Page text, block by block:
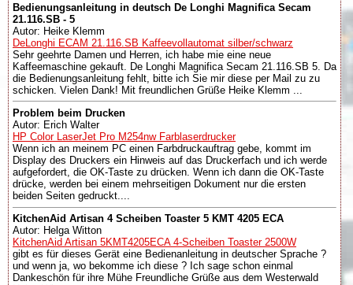
Bedienungsanleitung in deutsch De Longhi Magnifica Secam
21.116.SB - 5
Autor: Heike Klemm
DeLonghi ECAM 21.116.SB Kaffeevollautomat silber/schwarz
Sehr geehrte Damen und Herren, ich habe mie eine neue
Kaffeemaschine gekauft. De Longhi Magnifica Secam 21.116.SB 5. Da
die Bedienungsanleitung fehlt, bitte ich Sie mir diese per Mail zu zu
schicken. Vielen Dank! Mit freundlichen Grüße Heike Klemm ...
Problem beim Drucken
Autor: Erich Walter
HP Color LaserJet Pro M254nw Farblaserdrucker
Wenn ich an meinem PC einen Farbdruckauftrag gebe, kommt im
Display des Druckers ein Hinweis auf das Druckerfach und ich werde
aufgefordert, die OK-Taste zu drücken. Wenn ich dann die OK-Taste
drücke, werden bei einem mehrseitigen Dokument nur die ersten
beiden Seiten gedruckt....
KitchenAid Artisan 4 Scheiben Toaster 5 KMT 4205 ECA
Autor: Helga Witton
KitchenAid Artisan 5KMT4205ECA 4-Scheiben Toaster 2500W
gibt es für dieses Gerät eine Bedienanleitung in deutscher Sprache ?
und wenn ja, wo bekomme ich diese ? Ich sage schon einmal
Dankeschön für ihre Mühe Freundliche Grüße aus dem Westerwald